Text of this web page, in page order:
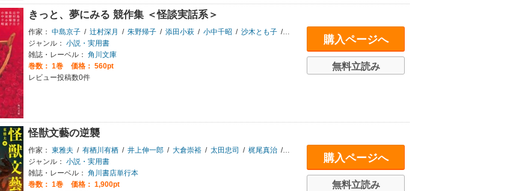
きっと、夢にみる 競作集 ＜怪談実話系＞
作家： 中島京子 / 辻村深月 / 朱野帰子 / 添田小萩 / 小中千昭 / 沙木とも子 / 内藤了 淺川継太
ジャンル： 小説・実用書
雑誌・レーベル： 角川文庫
巻数： 1巻
価格： 560pt
レビュー投稿数0件
購入ページへ
無料立読み
怪獣文藝の逆襲
作家： 東雅夫 / 有栖川有栖 / 井上伸一郎 / 大倉崇裕 / 太田忠司 / 梶尾真治 / 小中千昭 園子温
ジャンル： 小説・実用書
雑誌・レーベル： 角川書店単行本
巻数： 1巻
価格： 1,900pt
購入ページへ
無料立読み